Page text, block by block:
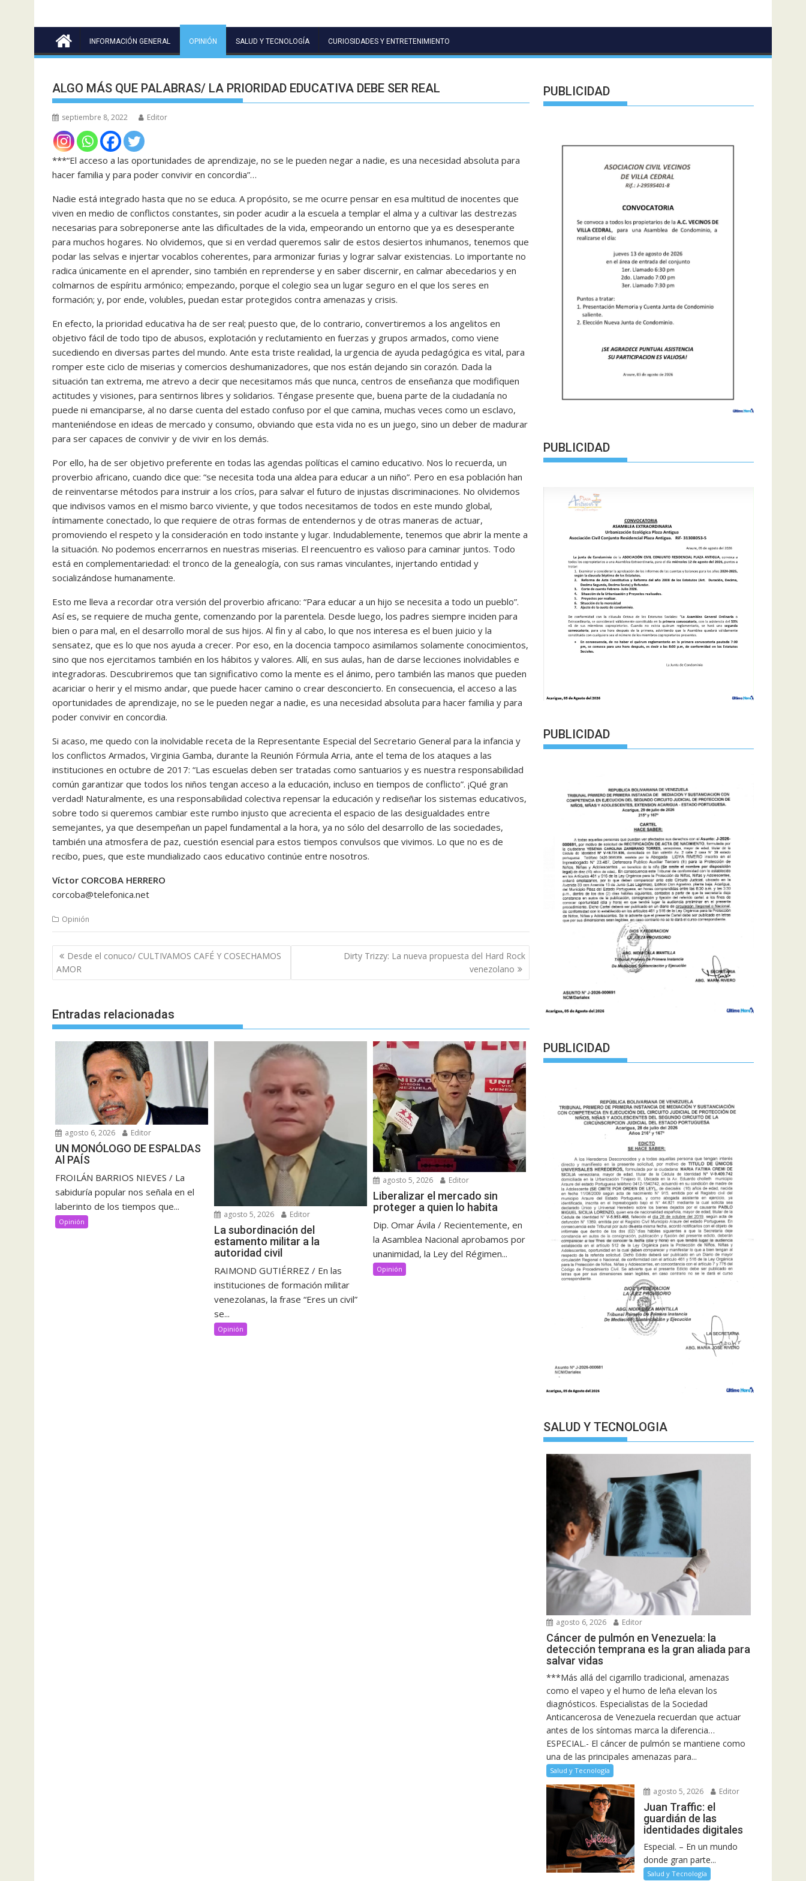
INFORMACIÓN GENERAL OPINIÓN SALUD Y TECNOLOGÍA CURIOSIDADES Y ENTRETENIMIENTO
ALGO MÁS QUE PALABRAS/ LA PRIORIDAD EDUCATIVA DEBE SER REAL
septiembre 8, 2022 Editor
***“El acceso a las oportunidades de aprendizaje, no se le pueden negar a nadie, es una necesidad absoluta para
hacer familia y para poder convivir en concordia”…
Nadie está integrado hasta que no se educa. A propósito, se me ocurre pensar en esa multitud de inocentes que
viven en medio de conflictos constantes, sin poder acudir a la escuela a templar el alma y a cultivar las destrezas
necesarias para sobreponerse ante las dificultades de la vida, empeorando un entorno que ya es desesperante
para muchos hogares. No olvidemos, que si en verdad queremos salir de estos desiertos inhumanos, tenemos que
podar las selvas e injertar vocablos coherentes, para armonizar furias y lograr salvar existencias. Lo importante no
radica únicamente en el aprender, sino también en reprenderse y en saber discernir, en calmar abecedarios y en
colmarnos de espíritu armónico; empezando, porque el colegio sea un lugar seguro en el que los seres en
formación; y, por ende, volubles, puedan estar protegidos contra amenazas y crisis.
En efecto, la prioridad educativa ha de ser real; puesto que, de lo contrario, convertiremos a los angelitos en
objetivo fácil de todo tipo de abusos, explotación y reclutamiento en fuerzas y grupos armados, como viene
sucediendo en diversas partes del mundo. Ante esta triste realidad, la urgencia de ayuda pedagógica es vital, para
romper este ciclo de miserias y comercios deshumanizadores, que nos están dejando sin corazón. Dada la
situación tan extrema, me atrevo a decir que necesitamos más que nunca, centros de enseñanza que modifiquen
actitudes y visiones, para sentirnos libres y solidarios. Téngase presente que, buena parte de la ciudadanía no
puede ni emanciparse, al no darse cuenta del estado confuso por el que camina, muchas veces como un esclavo,
manteniéndose en ideas de mercado y consumo, obviando que esta vida no es un juego, sino un deber de madurar
para ser capaces de convivir y de vivir en los demás.
Por ello, ha de ser objetivo preferente en todas las agendas políticas el camino educativo. Nos lo recuerda, un
proverbio africano, cuando dice que: “se necesita toda una aldea para educar a un niño”. Pero en esa población han
de reinventarse métodos para instruir a los críos, para salvar el futuro de injustas discriminaciones. No olvidemos
que indivisos vamos en el mismo barco viviente, y que todos necesitamos de todos en este mundo global,
íntimamente conectado, lo que requiere de otras formas de entendernos y de otras maneras de actuar,
promoviendo el respeto y la consideración en todo instante y lugar. Indudablemente, tenemos que abrir la mente a
la situación. No podemos encerrarnos en nuestras miserias. El reencuentro es valioso para caminar juntos. Todo
está en complementariedad: el tronco de la genealogía, con sus ramas vinculantes, injertando entidad y
socializándose humanamente.
Esto me lleva a recordar otra versión del proverbio africano: “Para educar a un hijo se necesita a todo un pueblo”.
Así es, se requiere de mucha gente, comenzando por la parentela. Desde luego, los padres siempre inciden para
bien o para mal, en el desarrollo moral de sus hijos. Al fin y al cabo, lo que nos interesa es el buen juicio y la
sensatez, que es lo que nos ayuda a crecer. Por eso, en la docencia tampoco asimilamos solamente conocimientos,
sino que nos ejercitamos también en los hábitos y valores. Allí, en sus aulas, han de darse lecciones inolvidables e
integradoras. Descubriremos que tan significativo como la mente es el ánimo, pero también las manos que pueden
acariciar o herir y el mismo andar, que puede hacer camino o crear desconcierto. En consecuencia, el acceso a las
oportunidades de aprendizaje, no se le pueden negar a nadie, es una necesidad absoluta para hacer familia y para
poder convivir en concordia.
Si acaso, me quedo con la inolvidable receta de la Representante Especial del Secretario General para la infancia y
los conflictos Armados, Virginia Gamba, durante la Reunión Fórmula Arria, ante el tema de los ataques a las
instituciones en octubre de 2017: “Las escuelas deben ser tratadas como santuarios y es nuestra responsabilidad
común garantizar que todos los niños tengan acceso a la educación, incluso en tiempos de conflicto”. ¡Qué gran
verdad! Naturalmente, es una responsabilidad colectiva repensar la educación y rediseñar los sistemas educativos,
sobre todo si queremos cambiar este rumbo injusto que acrecienta el espacio de las desigualdades entre
semejantes, ya que desempeñan un papel fundamental a la hora, ya no sólo del desarrollo de las sociedades,
también una atmosfera de paz, cuestión esencial para estos tiempos convulsos que vivimos. Lo que no es de
recibo, pues, que este mundializado caos educativo continúe entre nosotros.
Víctor CORCOBA HERRERO
corcoba@telefonica.net
Opinión
Navegación
de
entradas
Desde el conuco/ CULTIVAMOS CAFÉ Y COSECHAMOS
AMOR
Dirty Trizzy: La nueva propuesta del Hard Rock
venezolano
Entradas relacionadas
agosto 6, 2026 Editor
UN MONÓLOGO DE ESPALDAS
Al PAÍS
FROILÁN BARRIOS NIEVES / La
sabiduría popular nos señala en el
laberinto de los tiempos que...
Opinión
agosto 5, 2026 Editor
La subordinación del
estamento militar a la
autoridad civil
RAIMOND GUTIÉRREZ / En las
instituciones de formación militar
venezolanas, la frase “Eres un civil”
se...
Opinión
agosto 5, 2026 Editor
Liberalizar el mercado sin
proteger a quien lo habita
Dip. Omar Ávila / Recientemente, en
la Asamblea Nacional aprobamos por
unanimidad, la Ley del Régimen...
Opinión
PUBLICIDAD
PUBLICIDAD
PUBLICIDAD
PUBLICIDAD
SALUD Y TECNOLOGIA
agosto 6, 2026 Editor
Cáncer de pulmón en Venezuela: la
detección temprana es la gran aliada para
salvar vidas
***Más allá del cigarrillo tradicional, amenazas
como el vapeo y el humo de leña elevan los
diagnósticos. Especialistas de la Sociedad
Anticancerosa de Venezuela recuerdan que actuar
antes de los síntomas marca la diferencia…
ESPECIAL.- El cáncer de pulmón se mantiene como
una de las principales amenazas para...
Salud y Tecnología
agosto 5, 2026 Editor
Juan Traffic: el
guardián de las
identidades digitales
Especial. – En un mundo
donde gran parte...
Salud y Tecnología